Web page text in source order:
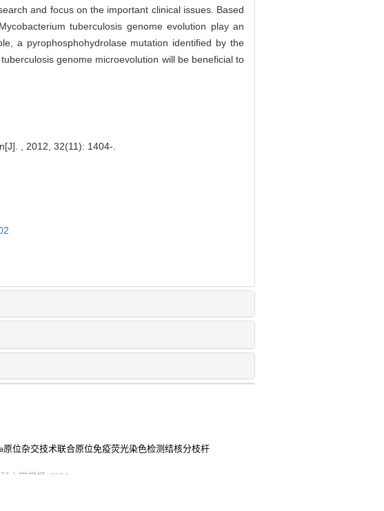
and focus on the important clinical issues. Based
tuberculosis genome evolution play an
a pyrophosphohydrolase mutation identified by the
genome microevolution will be beneficial to
, 2012, 32(11): 1404-.
原位杂交技术联合原位免疫荧光染色检测结核分枝杆
大学学报, 2024